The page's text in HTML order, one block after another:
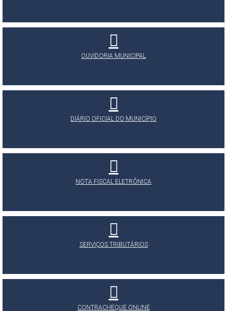
OUVIDORIA MUNICIPAL
DIÁRIO OFICIAL DO MUNICÍPIO
NOTA FISCAL ELETRÔNICA
SERVIÇOS TRIBUTÁRIOS
CONTRACHEQUE ONLINE